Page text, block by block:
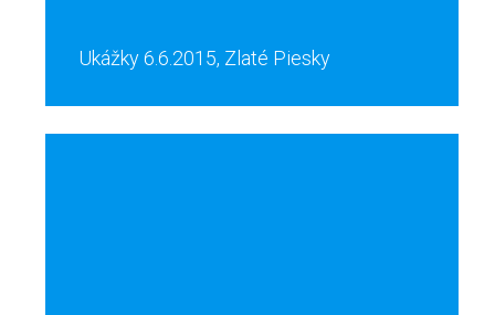
Ukážky 6.6.2015, Zlaté Piesky